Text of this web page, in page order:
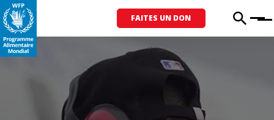
FAITES UN DON Menu